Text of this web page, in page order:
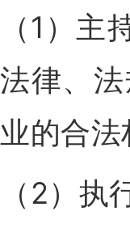
（1）
法律、
业的合法
（2）